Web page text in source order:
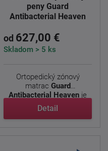
peny Guard
Antibacterial Heaven
od 627,00 €
Skladom > 5 ks
Ortopedický zónový
matrac Guard
Antibacterial Heaven je
vhodný pre ...
Detail